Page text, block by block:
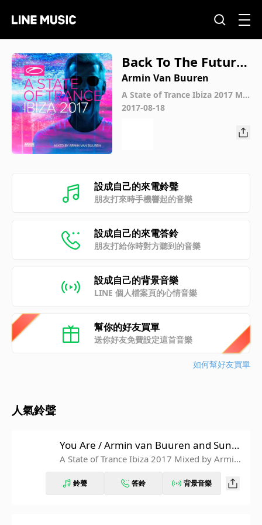
Back To The Future
/ Frainbreeze
Armin Van Buuren
A State of Trance Ibiza 2017 Mix
ed by Armin van Buuren
2017-08-18
設成自己的來電鈴聲
朋友打來時手機響起的音樂
設成自己的來電答鈴
朋友打給你時對方聽到的音樂
設成自己的背景音樂
LINE 個人檔案頁的心情音樂
幫你的好友買單
送你好友免費設定這首音樂
如何幫好友買單
人氣鈴聲
You Are / Armin van Buuren and Sunne
ry James & Ryan Marciano
A State of Trance Ibiza 2017 Mixed by Armin
鈴聲 答鈴 背景音樂